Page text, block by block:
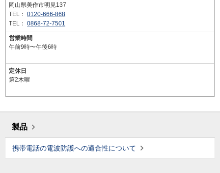
岡山県美作市明見137
TEL： 0120-666-868
TEL： 0868-72-7501
営業時間
午前9時〜午後6時
定休日
第2木曜
製品
携帯電話の電波防護への適合性について